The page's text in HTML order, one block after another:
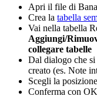
Apri il file di
Crea la tabella
Vai nella tabella
Aggiungi/
collegare tabelle
Dal dialogo che si
creato (es. Note
Scegli la
Conferma con